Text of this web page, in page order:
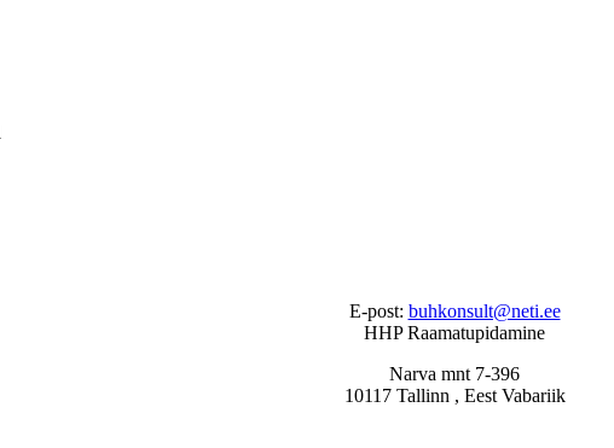
E-post: buhkonsult@neti.ee
HHP Raamatupidamine
Narva mnt 7-396
10117 Tallinn , Eest Vabariik